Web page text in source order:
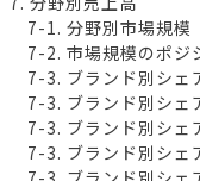
7-1. 分野別市場規模
7-2. 市場規模のポジ
7-3. ブランド別シェ
7-3. ブランド別シェ
7-3. ブランド別シェ
7-3. ブランド別シェ